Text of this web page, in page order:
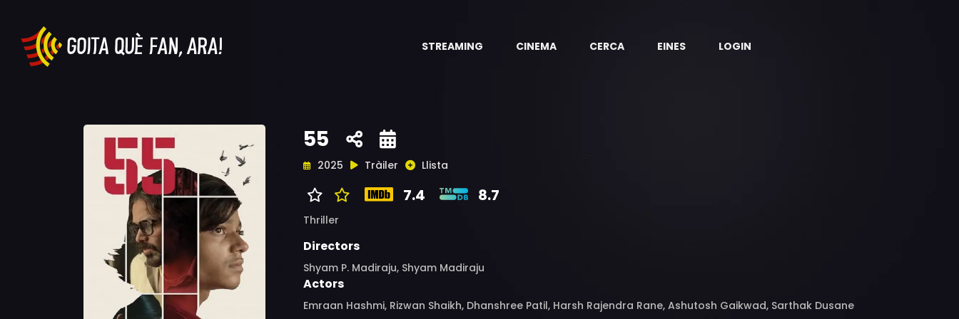
STREAMING CINEMA CERCA EINES LOGIN
55
2025 Tràiler Llista
7.4 8.7
Thriller
Directors
Shyam P. Madiraju, Shyam Madiraju
Actors
Emraan Hashmi, Rizwan Shaikh, Dhanshree Patil, Harsh Rajendra Rane, Ashutosh Gaikwad, Sarthak Dusane